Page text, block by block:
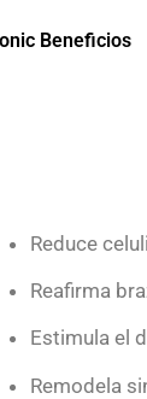
Beneficios
Reduce
Reafirma
Estimula el
Remodela